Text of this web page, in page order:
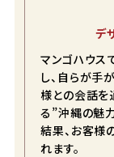
デ
マンゴハウス
し、自らが手
様との会話を
る”沖縄の魅
結果、お客様
れます。